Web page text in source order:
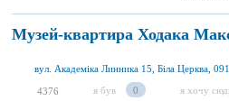
Музей-квартира Ходака
вул. Академіка Линника 15, Біла Церква,
4376 я був 0 я хочу